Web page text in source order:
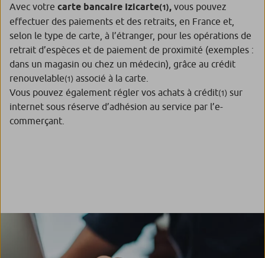
Avec votre carte bancaire Izicarte(1), vous pouvez
effectuer des paiements et des retraits, en France et,
selon le type de carte, à l’étranger, pour les opérations de
retrait d’espèces et de paiement de proximité (exemples :
dans un magasin ou chez un médecin), grâce au crédit
renouvelable(1) associé à la carte.
Vous pouvez également régler vos achats à crédit(1) sur
internet sous réserve d’adhésion au service par l’e-
commerçant.